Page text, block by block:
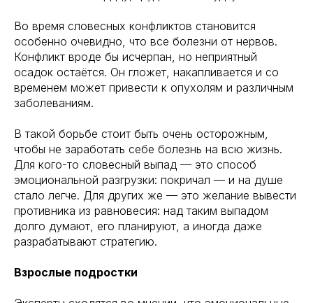
Во время словесных конфликтов становится
особенно очевидно, что все болезни от нервов.
Конфликт вроде бы исчерпан, но неприятный
осадок остаётся. Он гложет, накапливается и со
временем может привести к опухолям и различным
заболеваниям.
В такой борьбе стоит быть очень осторожным,
чтобы не заработать себе болезнь на всю жизнь.
Для кого-то словесный выпад — это способ
эмоциональной разгрузки: покричал — и на душе
стало легче. Для других же — это желание вывести
противника из равновесия: над таким выпадом
долго думают, его планируют, а иногда даже
разрабатывают стратегию.
Взрослые подростки